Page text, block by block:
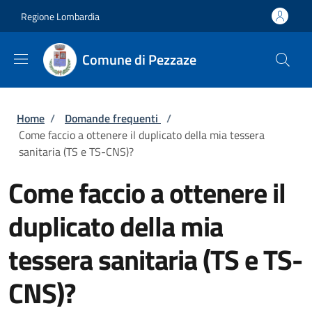
Regione Lombardia
Comune di Pezzaze
Briciole di pane
Home / Domande frequenti /
Come faccio a ottenere il duplicato della mia tessera
sanitaria (TS e TS-CNS)?
Come faccio a ottenere il
duplicato della mia
tessera sanitaria (TS e TS-
CNS)?